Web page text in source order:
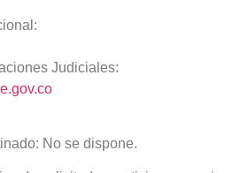
Judiciales:
No se dispone.